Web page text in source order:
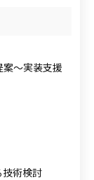
〜実装支援
技術検討